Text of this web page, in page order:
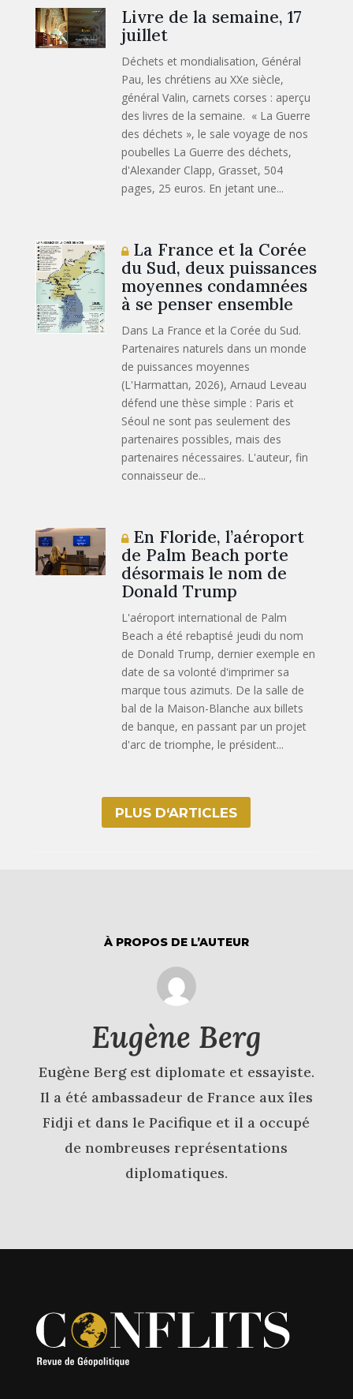
Livre de la semaine, 17
juillet
Déchets et mondialisation, Général
Pau, les chrétiens au XXe siècle,
général Valin, carnets corses : aperçu
des livres de la semaine. « La Guerre
des déchets », le sale voyage de nos
poubelles La Guerre des déchets,
d'Alexander Clapp, Grasset, 504
pages, 25 euros. En jetant une...
La France et la Corée
du Sud, deux puissances
moyennes condamnées
à se penser ensemble
Dans La France et la Corée du Sud.
Partenaires naturels dans un monde
de puissances moyennes
(L'Harmattan, 2026), Arnaud Leveau
défend une thèse simple : Paris et
Séoul ne sont pas seulement des
partenaires possibles, mais des
partenaires nécessaires. L'auteur, fin
connaisseur de...
En Floride, l’aéroport
de Palm Beach porte
désormais le nom de
Donald Trump
L'aéroport international de Palm
Beach a été rebaptisé jeudi du nom
de Donald Trump, dernier exemple en
date de sa volonté d'imprimer sa
marque tous azimuts. De la salle de
bal de la Maison-Blanche aux billets
de banque, en passant par un projet
d'arc de triomphe, le président...
PLUS D‘ARTICLES
À PROPOS DE L’AUTEUR
Eugène Berg
Eugène Berg est diplomate et essayiste.
Il a été ambassadeur de France aux îles
Fidji et dans le Pacifique et il a occupé
de nombreuses représentations
diplomatiques.